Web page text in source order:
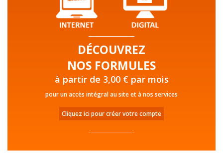
DÉCOUVREZ
NOS FORMULES
à partir de 3,00 € par mois
pour un accès intégral au site et à nos services
Cliquez ici pour créer votre compte